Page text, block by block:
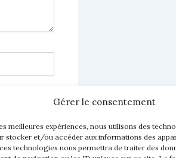
Gérer le consentement
meilleures expériences, nous utilisons des
stocker et/ou accéder aux informations des
technologies nous permettra de traiter des